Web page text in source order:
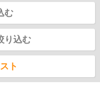
む
り込む
ト